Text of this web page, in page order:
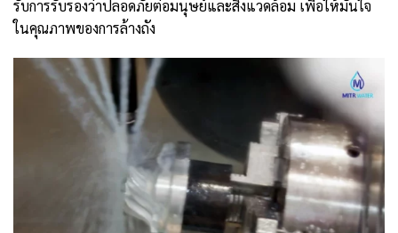
รับการรับรองว่าปลอดภัยต่อมนุษย์และสิ่งแวดล้อม เพื่อให้มั่นใจ
ในคุณภาพของการล้างถัง